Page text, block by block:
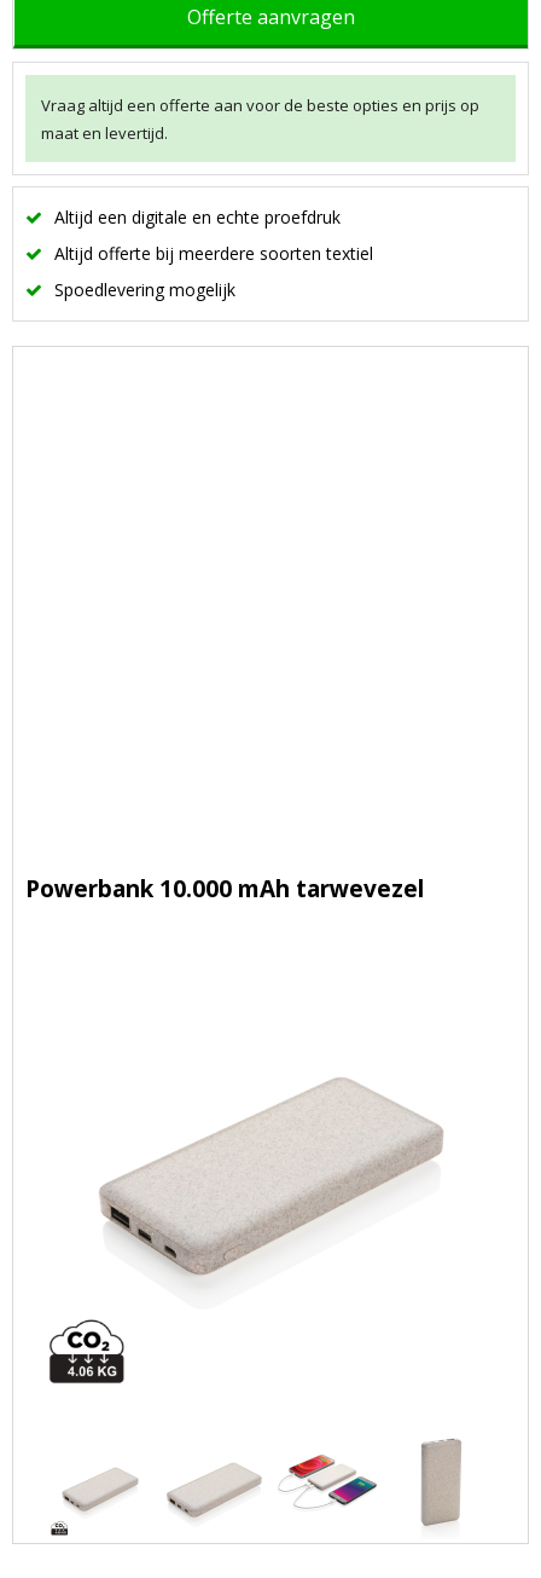
Offerte aanvragen
Vraag altijd een offerte aan voor de beste opties en prijs op
maat en levertijd.
Altijd een digitale en echte proefdruk
Altijd offerte bij meerdere soorten textiel
Spoedlevering mogelijk
Powerbank 10.000 mAh tarwevezel